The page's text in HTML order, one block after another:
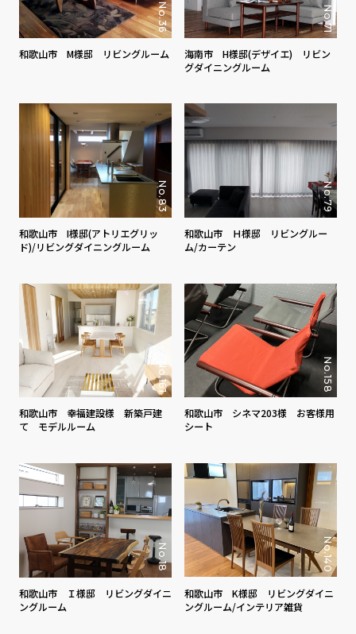
No.36
和歌山市 M様邸 リビングルーム
No.71
海南市 H様邸(デザイエ) リビン
グダイニングルーム
No.83
和歌山市 I様邸(アトリエグリッ
ド)/リビングダイニングルーム
No.79
和歌山市 Ｈ様邸 リビングルー
ム/カーテン
No.161
和歌山市 幸福建設様 新築戸建
て モデルルーム
No.158
和歌山市 シネマ203様 お客様用
シート
No.18
和歌山市 Ｉ様邸 リビングダイニ
ングルーム
No.140
和歌山市 K様邸 リビングダイニ
ングルーム/インテリア雑貨